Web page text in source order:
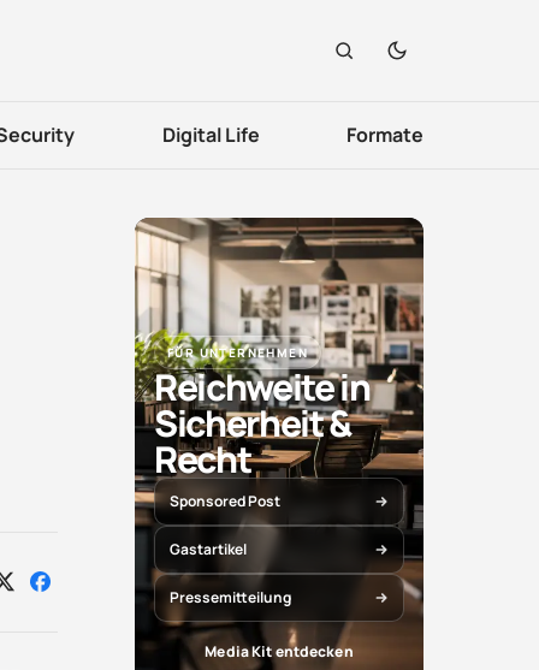
Digital Life Formate
Auf Auf
FÜR UNTERNEHMEN
Reichweite in
Sicherheit &
Recht
Sponsored Post
Gastartikel
Pressemitteilung
Media Kit entdecken